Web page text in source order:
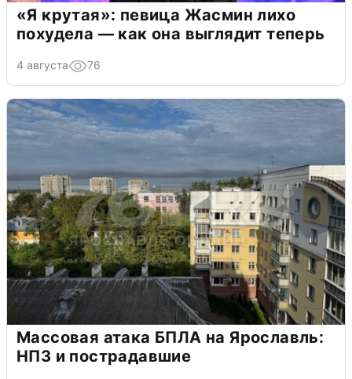
«Я крутая»: певица Жасмин лихо
похудела — как она выглядит теперь
4 августа 76
Массовая атака БПЛА на Ярославль:
НПЗ и пострадавшие